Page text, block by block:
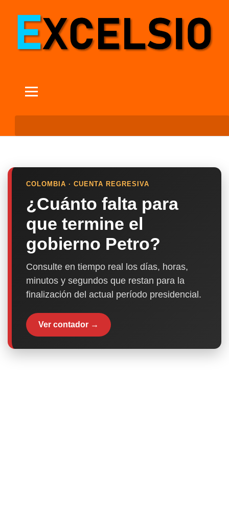
COLOMBIA · CUENTA REGRESIVA
¿Cuánto falta para
que termine el
gobierno Petro?
Consulte en tiempo real los días, horas,
minutos y segundos que restan para la
finalización del actual período presidencial.
Ver contador →